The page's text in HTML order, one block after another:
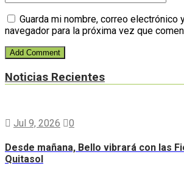
Guarda mi nombre, correo electrónico
navegador para la próxima vez que
Noticias Recientes
Jul 9, 2026 0
Desde mañana, Bello vibrará con las
Quitasol